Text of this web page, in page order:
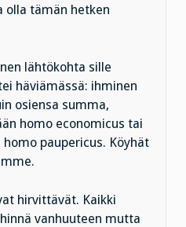
olla tämän hetken
lähtökohta sille
häviämässä: ihminen
osiensa summa,
homo economicus tai
paupericus. Köyhät
hirvittävät. Kaikki
vanhuuteen mutta